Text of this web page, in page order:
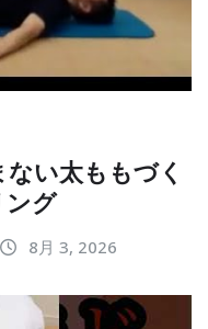
い太ももづく
ング
8月 3, 2026